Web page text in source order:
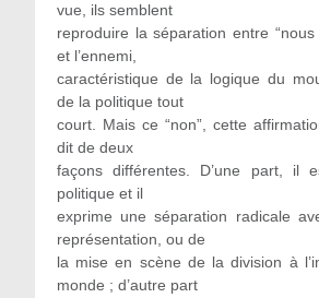
vue, ils semblent
reproduire la séparation entre “nous
et l’ennemi,
caractéristique de la logique du
de la politique tout
court. Mais ce “non”, cette
dit de deux
façons différentes. D’une part, il
politique et il
exprime une séparation radicale
représentation, ou de
la mise en scène de la division à
monde ; d’autre part